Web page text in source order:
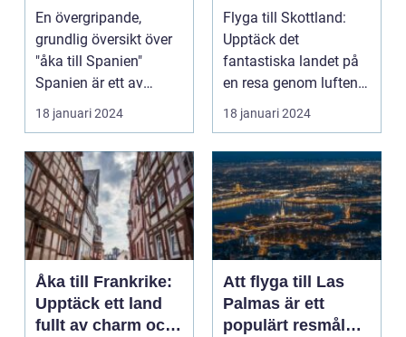
En övergripande,
grundlig översikt över
"åka till Spanien"
Spanien är ett av
Europas mest
populära ...
18 januari 2024
Flyga till Skottland:
Upptäck det
fantastiska landet på
en resa genom luften
Introduktion: Att flyg...
18 januari 2024
Åka till Frankrike:
Upptäck ett land
fullt av charm och
Att flyga till Las
Palmas är ett
populärt resmål